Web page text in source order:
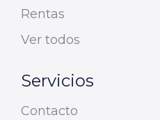
Rentas
Ver todos
Servicios
Contacto